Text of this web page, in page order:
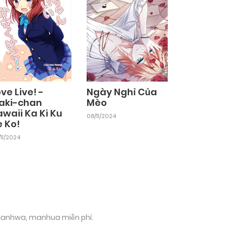
Live! -
chan
Ka Ki Ku
Ko!
2024
Ngày Nghỉ Của
Mèo
08/11/2024
manhua miễn phí.